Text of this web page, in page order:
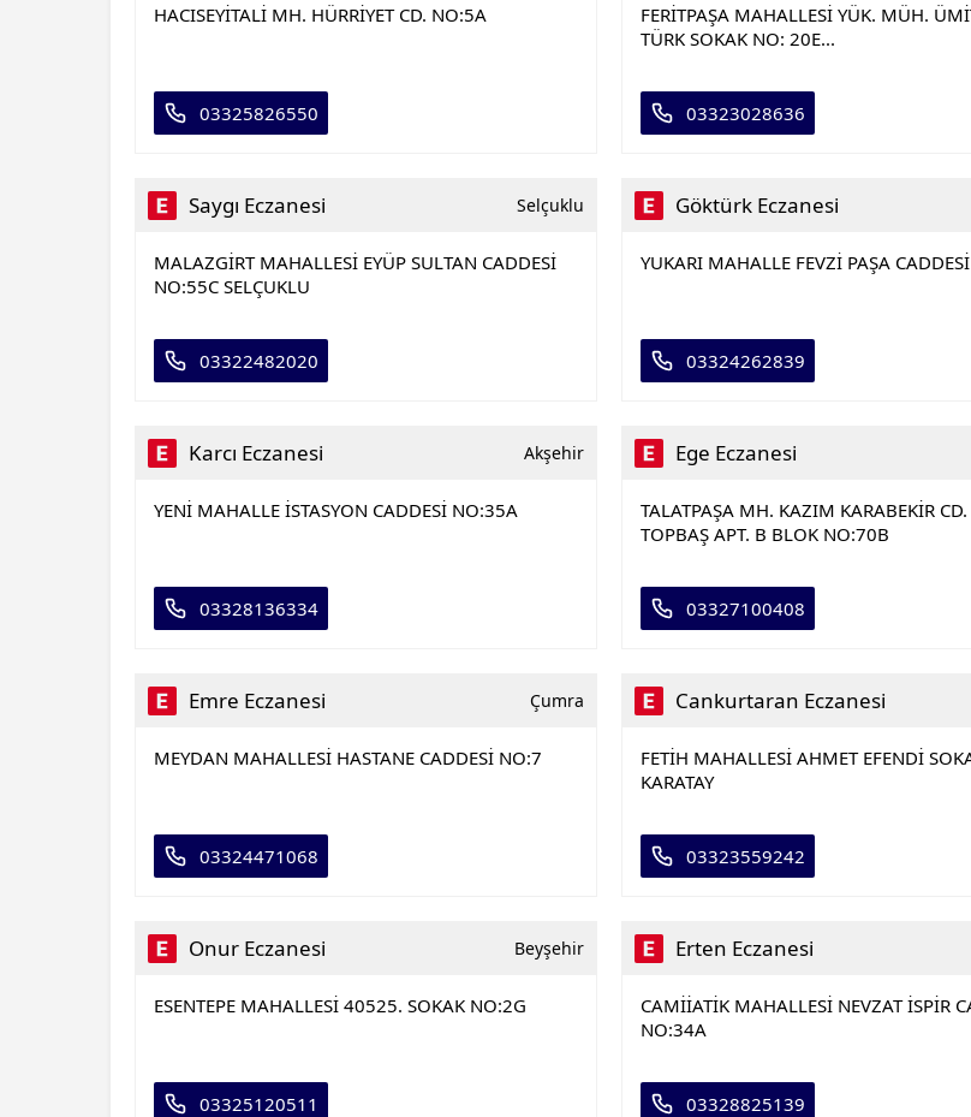
HACISEYİTALİ MH. HÜRRİYET CD. NO:5A
03325826550
FERİTPAŞA MAHALLESİ YÜK. MÜH.
TÜRK SOKAK NO: 20E...
03323028636
Saygı Eczanesi Selçuklu
MALAZGİRT MAHALLESİ EYÜP SULTAN CADDESİ
NO:55C SELÇUKLU
03322482020
Göktürk Eczanesi
YUKARI MAHALLE FEVZİ PAŞA
03324262839
Karcı Eczanesi Akşehir
YENİ MAHALLE İSTASYON CADDESİ NO:35A
03328136334
Ege Eczanesi
TALATPAŞA MH. KAZIM KARABEKİR
TOPBAŞ APT. B BLOK NO:70B
03327100408
Emre Eczanesi Çumra
MEYDAN MAHALLESİ HASTANE CADDESİ NO:7
03324471068
Cankurtaran Eczanesi
FETİH MAHALLESİ AHMET EFENDİ
KARATAY
03323559242
Onur Eczanesi Beyşehir
ESENTEPE MAHALLESİ 40525. SOKAK NO:2G
03325120511
Erten Eczanesi
CAMİİATİK MAHALLESİ NEVZAT İSPİR
NO:34A
03328825139